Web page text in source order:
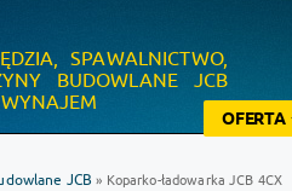
SPAWALNICTWO,
BUDOWLANE JCB
OFERTA
JCB » Koparko-ładowarka JCB 4CX